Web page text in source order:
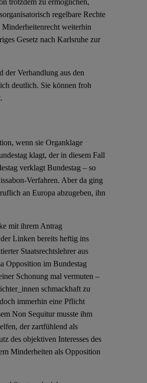
regelbare Rechte
weiterhin
Gesetz nach Karlsruhe zur
der Verhandlung aus den
deutlich. Sie können froh
wenn sie Organklage
klagt, der in diesem Fall
verklagt Bundestag – so
Verfahren. Aber da ging
an Europa abzugeben, ihn
mit ihrem Antrag
Linken bereits heftig ins
Staatsrechtslehrer aus
Opposition im Bundestag
Schonung mal vermuten –
schmackhaft zu
immerhin eine Pflicht
Non Sequitur musste ihm
der zartfühlend als
des objektiven Interesses des
Minderheiten als Opposition